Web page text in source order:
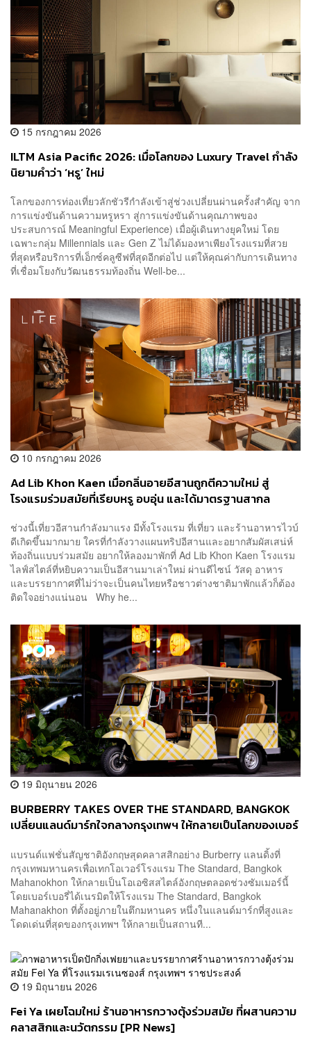
15 กรกฎาคม 2026
ILTM Asia Pacific 2026: เมื่อโลกของ Luxury Travel กำลัง
นิยามคำว่า ‘หรู’ ใหม่
โลกของการท่องเที่ยวลักชัวรีกำลังเข้าสู่ช่วงเปลี่ยนผ่านครั้งสำคัญ จาก
การแข่งขันด้านความหรูหรา สู่การแข่งขันด้านคุณภาพของ
ประสบการณ์ Meaningful Experience) เมื่อผู้เดินทางยุคใหม่ โดย
เฉพาะกลุ่ม Millennials และ Gen Z ไม่ได้มองหาเพียงโรงแรมที่สวย
ที่สุดหรือบริการที่เอ็กซ์คลูซีฟที่สุดอีกต่อไป แต่ให้คุณค่ากับการเดินทาง
ที่เชื่อมโยงกับวัฒนธรรมท้องถิ่น Well-be...
10 กรกฎาคม 2026
Ad Lib Khon Kaen เมื่อกลิ่นอายอีสานถูกตีความใหม่ สู่
โรงแรมร่วมสมัยที่เรียบหรู อบอุ่น และได้มาตรฐานสากล
ช่วงนี้เที่ยวอีสานกำลังมาแรง มีทั้งโรงแรม ที่เที่ยว และร้านอาหารไวบ์
ดีเกิดขึ้นมากมาย ใครที่กำลังวางแผนทริปอีสานและอยากสัมผัสเสน่ห์
ท้องถิ่นแบบร่วมสมัย อยากให้ลองมาพักที่ Ad Lib Khon Kaen โรงแรม
ไลฟ์สไตล์ที่หยิบความเป็นอีสานมาเล่าใหม่ ผ่านดีไซน์ วัสดุ อาหาร
และบรรยากาศที่ไม่ว่าจะเป็นคนไทยหรือชาวต่างชาติมาพักแล้วก็ต้อง
ติดใจอย่างแน่นอน Why he...
19 มิถุนายน 2026
BURBERRY TAKES OVER THE STANDARD, BANGKOK
เปลี่ยนแลนด์มาร์กใจกลางกรุงเทพฯ ให้กลายเป็นโลกของเบอร์
แบรนด์แฟชั่นสัญชาติอังกฤษสุดคลาสสิกอย่าง Burberry แลนดิ้งที่
กรุงเทพมหานครเพื่อเทกโอเวอร์โรงแรม The Standard, Bangkok
Mahanokhon ให้กลายเป็นโอเอซิสสไตล์อังกฤษตลอดช่วงซัมเมอร์นี้
โดยเบอร์เบอรี่ได้เนรมิตให้โรงแรม The Standard, Bangkok
Mahanakhon ที่ตั้งอยู่ภายในตึกมหานคร หนึ่งในแลนด์มาร์กที่สูงและ
โดดเด่นที่สุดของกรุงเทพฯ ให้กลายเป็นสถานที...
19 มิถุนายน 2026
Fei Ya เผยโฉมใหม่ ร้านอาหารกวางตุ้งร่วมสมัย ที่ผสานความ
คลาสสิกและนวัตกรรม [PR News]